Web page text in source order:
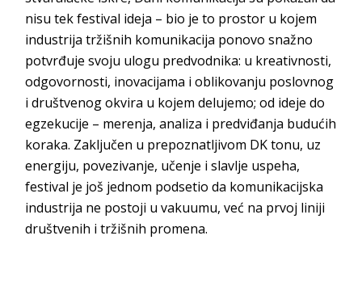
nisu tek festival ideja – bio je to prostor u kojem
industrija tržišnih komunikacija ponovo snažno
potvrđuje svoju ulogu predvodnika: u kreativnosti,
odgovornosti, inovacijama i oblikovanju poslovnog
i društvenog okvira u kojem delujemo; od ideje do
egzekucije – merenja, analiza i predviđanja budućih
koraka. Zaključen u prepoznatljivom DK tonu, uz
energiju, povezivanje, učenje i slavlje uspeha,
festival je još jednom podsetio da komunikacijska
industrija ne postoji u vakuumu, već na prvoj liniji
društvenih i tržišnih promena.